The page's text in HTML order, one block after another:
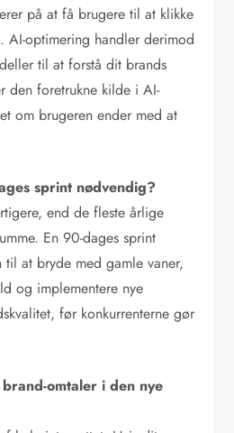
på at få brugere til at klikke
AI-optimering handler derimod
til at forstå dit brands
den foretrukne kilde i AI-
om brugeren ender med at
sprint nødvendig?
end de fleste årlige
En 90-dages sprint
til at bryde med gamle vaner,
og implementere nye
før konkurrenterne gør
omtaler i den nye